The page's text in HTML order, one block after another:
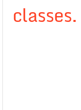
classes.